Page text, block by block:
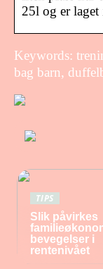
25l og er
Keywords:
bag barn,
TIPS
Slik påvirkes
bevegelser i
rentenivået